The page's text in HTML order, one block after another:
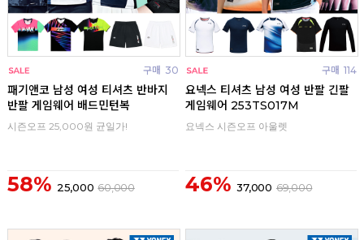
구매 30
패기앤코 남성 여성 티셔츠 반바지
반팔 게임웨어 배드민턴복
시즌오프 25,000원 균일가!
58% 25,000 60,000
구매 114
요넥스 티셔츠 남성 여성 반팔 긴팔
게임웨어 253TS017M
요넥스 시즌오프 아울렛
46% 37,000 69,000